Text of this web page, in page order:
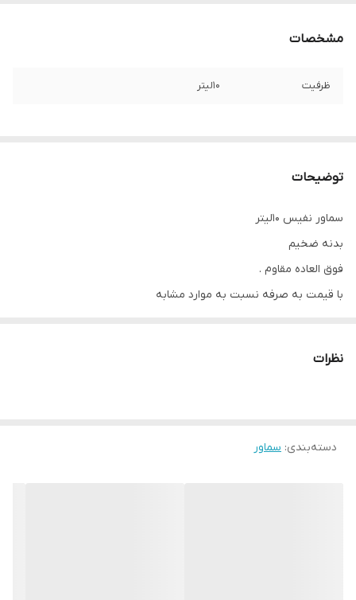
مشخصات
ظرفیت 10لیتر
توضیحات
سماور نفیس 10لیتر
بدنه ضخیم
فوق العاده مقاوم .
با قیمت به صرفه نسبت به موارد مشابه
نظرات
دسته‌بندی: سماور